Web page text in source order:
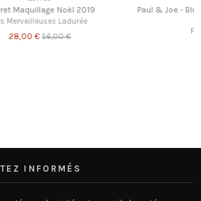
Paul & Joe - Blush poudre 10 (recharge) -
Vintage Showgirl
INFORMÉS